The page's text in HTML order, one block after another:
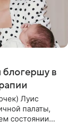
в
Луис
палаты,
состоянии